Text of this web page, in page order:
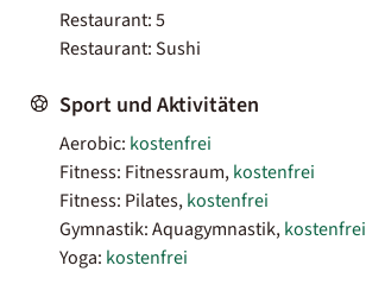
Restaurant: 5
Restaurant: Sushi
Sport und Aktivitäten
Aerobic: kostenfrei
Fitness: Fitnessraum,kostenfrei
Fitness: Pilates,kostenfrei
Gymnastik: Aquagymnastik,kostenfrei
Yoga: kostenfrei